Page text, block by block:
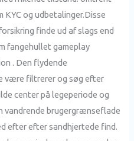
og udbetalinger.Disse
finde ud af slags end
fangehullet gameplay
. Den flydende
være filtrerer og søg efter
center på legeperiode og
vandrende brugergrænseflade
efter efter sandhjertede find.